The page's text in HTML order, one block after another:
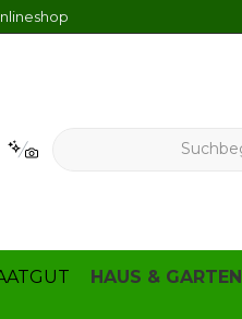
HAUS & GARTEN